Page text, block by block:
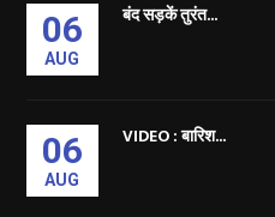
06
AUG
बंद सड़कें तुरंत...
06
AUG
VIDEO : बारिश...